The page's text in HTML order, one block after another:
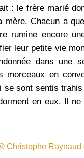
: le frère marié
Chacun a
rumine encore
leur petite vie
dans une
morceaux en
se sont sentis
en eux. Il